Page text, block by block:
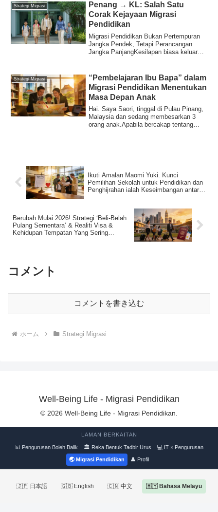
Strategi Migrasi
Penang → KL: Salah Satu
Corak Kejayaan Migrasi
Pendidikan
Migrasi Pendidikan Bukan Pertempuran
Jangka Pendek, Tetapi Perancangan
Jangka PanjangKesilapan biasa keluarga
Strategi Migrasi
“Pembelajaran Ibu Bapa” dalam
Migrasi Pendidikan Menentukan
Masa Depan Anak
Hai. Saya Saori, tinggal di Pulau Pinang,
Malaysia dan sedang membesarkan 3
orang anak.Apabila bercakap tentang
Ikuti Amalan Maomi Yuki. Kunci
Pemilihan Sekolah untuk Pendidikan dan
Penghijrahan ialah Keseimbangan antara
Berubah Mulai 2026! Strategi ‘Beli-Belah
Pulang Sementara’ & Realiti Visa &
Kehidupan Tempatan Yang Sering
コメント
コメントを書き込む
ホーム Strategi Migrasi
Well-Being Life - Migrasi Pendidikan
© 2026 Well-Being Life - Migrasi Pendidikan.
LAMAN BERKAITAN
📊 Pengurusan Boleh Balik 🏛 Reka Bentuk Tadbir Urus 💻 IT × Pengurusan
🌏 Migrasi Pendidikan 👤 Profil
🇯🇵 日本語 🇬🇧 English 🇨🇳 中文 🇲🇾 Bahasa Melayu